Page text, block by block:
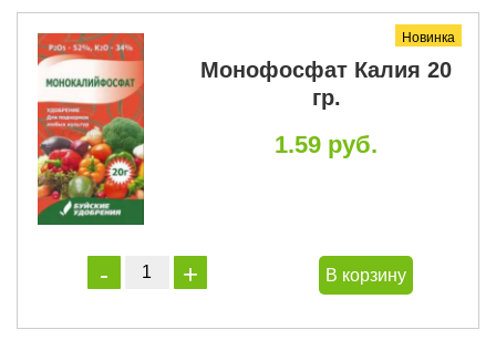
Новинка
Монофосфат Калия 20
гр.
1.59 руб.
В корзину